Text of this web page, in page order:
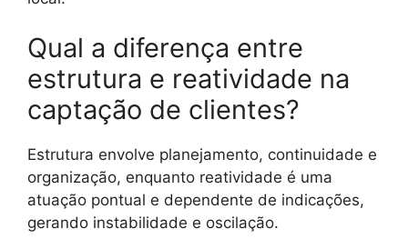
Qual a diferença entre
estrutura e reatividade na
captação de clientes?
Estrutura envolve planejamento, continuidade e
organização, enquanto reatividade é uma
atuação pontual e dependente de indicações,
gerando instabilidade e oscilação.